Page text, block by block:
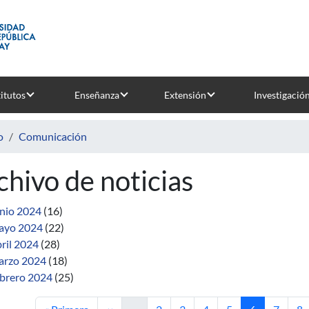
Enseñanza Extensión Investigación
Comunicación
de noticias
2024 (16)
2024 (22)
2024 (28)
2024 (18)
2024 (25)